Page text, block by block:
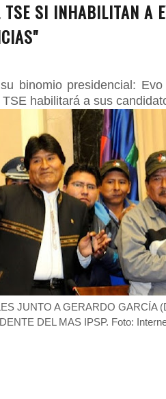
SI INHABILITAN A
binomio presidencial:
habilitará a sus
JUNTO A GERARDO GARCÍA
DEL MAS IPSP. Foto: